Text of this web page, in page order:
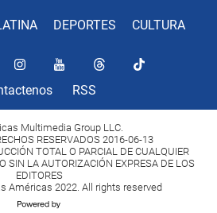
DEPORTES CULTURA
RSS
Multimedia Group LLC.
RESERVADOS 2016-06-13
TOTAL O PARCIAL DE CUALQUIER
SIN LA AUTORIZACIÓN EXPRESA DE LOS
EDITORES
Américas 2022. All rights reserved